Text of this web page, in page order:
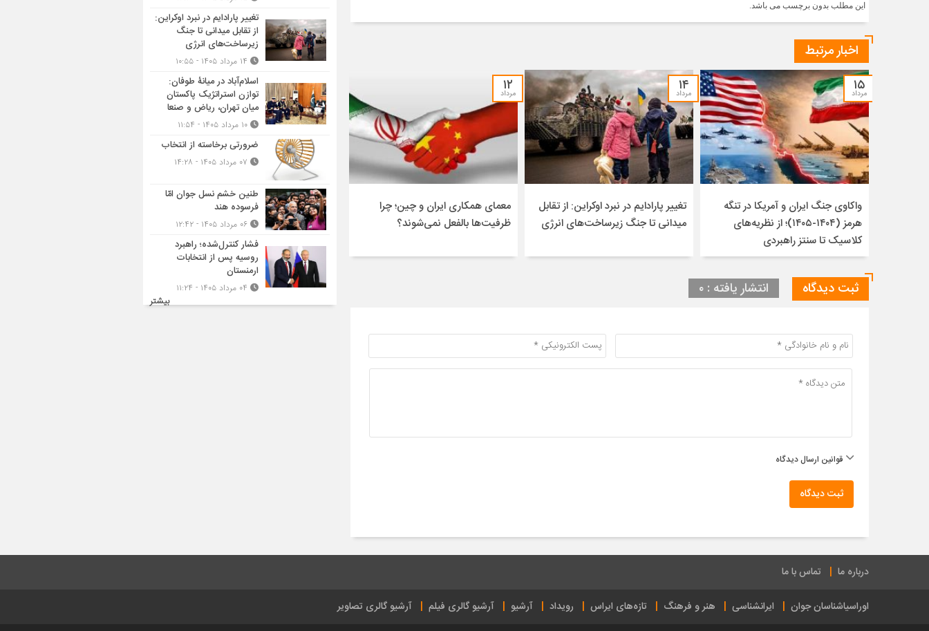
این مطلب بدون برچسب می باشد.
اخبار مرتبط
۱۵
مرداد
واکاوی جنگ ایران و آمریکا در تنگه
هرمز (۱۴۰۴-۱۴۰۵)؛ از نظریه‌های
کلاسیک تا سنتز راهبردی
۱۴
مرداد
تغییر پارادایم در نبرد اوکراین: از تقابل
میدانی تا جنگ زیرساخت‌های انرژی
۱۲
مرداد
معمای همکاری ایران و چین؛ چرا
ظرفیت‌ها بالفعل نمی‌شوند؟
ثبت دیدگاه انتشار یافته : ۰
قوانین ارسال دیدگاه
ثبت دیدگاه
تغییر پارادایم در نبرد اوکراین:
از تقابل میدانی تا جنگ
زیرساخت‌های انرژی
اسلام‌آباد در میانۀ طوفان:
توازن استراتژیک پاکستان
میان تهران، ریاض و صنعا
ضرورتی برخاسته از انتخاب
طنین خشم نسل جوان امّا
فرسوده هند
فشار کنترل‌شده؛ راهبرد
روسیه پس از انتخابات
ارمنستان
بیشتر
درباره ما تماس با ما
اوراسیاشناسان جوان ایرانشناسی هنر و فرهنگ تازه‌های ایراس رویداد آرشیو آرشیو گالری فیلم آرشیو گالری تصاویر